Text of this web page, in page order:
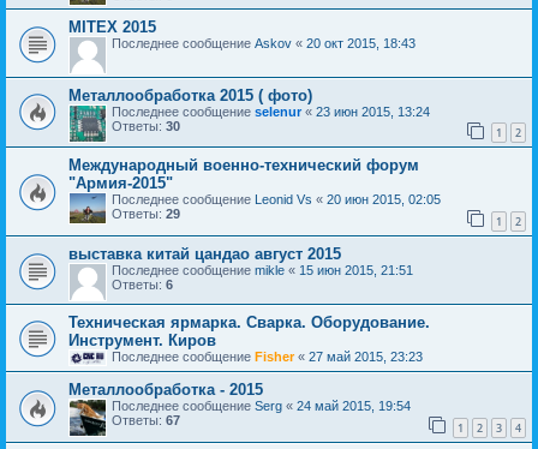
MITEX 2015
Последнее сообщение Askov « 20 окт 2015, 18:43
Металлообработка 2015 ( фото)
Последнее сообщение selenur « 23 июн 2015, 13:24
Ответы: 30 1 2
Международный военно-технический форум
"Армия-2015"
Последнее сообщение Leonid Vs « 20 июн 2015, 02:05
Ответы: 29 1 2
выставка китай цандао август 2015
Последнее сообщение mikle « 15 июн 2015, 21:51
Ответы: 6
Техническая ярмарка. Сварка. Оборудование.
Инструмент. Киров
Последнее сообщение Fisher« 27 май 2015, 23:23
Металлообработка - 2015
Последнее сообщение Serg « 24 май 2015, 19:54
Ответы: 67 1 2 3 4